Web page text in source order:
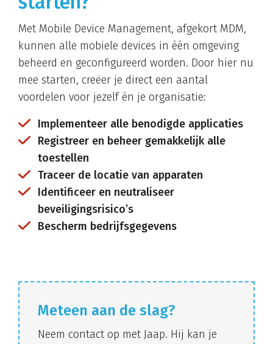
Met Mobile Device Management, afgekort MDM,
kunnen alle mobiele devices in één omgeving
beheerd en geconfigureerd worden. Door hier nu
mee starten, creëer je direct een aantal
voordelen voor jezelf én je organisatie:
Implementeer alle benodigde applicaties
Registreer en beheer gemakkelijk alle
toestellen
Traceer de locatie van apparaten
Identificeer en neutraliseer
beveiligingsrisico’s
Bescherm bedrijfsgegevens
Meteen aan de slag?
Neem contact op met Jaap. Hij kan je